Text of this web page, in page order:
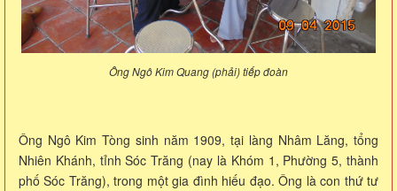
Ông Ngô Kim Quang (phải) tiếp đoàn
Ông Ngô Kim Tòng sinh năm 1909, tại làng Nhâm Lăng, tổng
Nhiên Khánh, tỉnh Sóc Trăng (nay là Khóm 1, Phường 5, thành
phố Sóc Trăng), trong một gia đình hiếu đạo. Ông là con thứ tư